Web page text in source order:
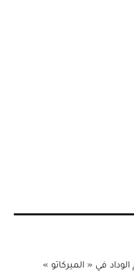
في « الميركاتو »